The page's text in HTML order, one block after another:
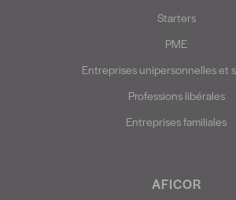
Starters
PME
Entreprises unipersonnelles et
Professions libérales
Entreprises familiales
AFICOR